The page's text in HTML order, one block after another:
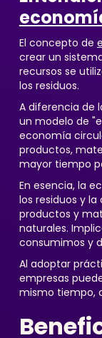
El concepto de
crear un
recursos se
los residuos.
A diferencia de
un modelo de
economía
productos,
mayor tiempo
En esencia, la
los residuos y
productos y
naturales.
consumimos y
Al adoptar
empresas
mismo tiempo,